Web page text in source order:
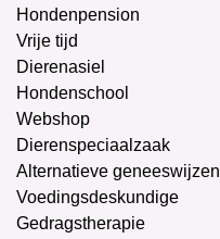
Hondenpension
Vrije tijd
Dierenasiel
Hondenschool
Webshop
Dierenspeciaalzaak
Alternatieve geneeswijzen
Voedingsdeskundige
Gedragstherapie